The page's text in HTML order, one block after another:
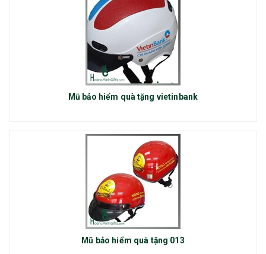
Mũ bảo hiểm quà tặng vietinbank
Mũ bảo hiểm quà tặng 013